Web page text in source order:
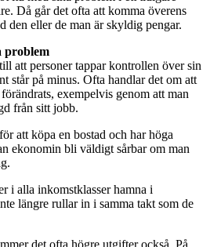
Då går det ofta att komma överens
den eller de man är skyldig pengar.
problem
att personer tappar kontrollen över sin
står på minus. Ofta handlar det om att
exempelvis genom att man
från sitt jobb.
att köpa en bostad och har höga
ekonomin bli väldigt sårbar om man
i alla inkomstklasser hamna i
längre rullar in i samma takt som de
det ofta högre utgifter också. På